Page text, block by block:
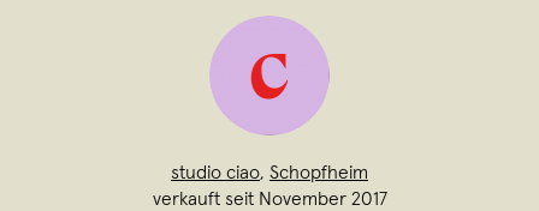
studio ciao, Schopfheim
verkauft seit November 2017